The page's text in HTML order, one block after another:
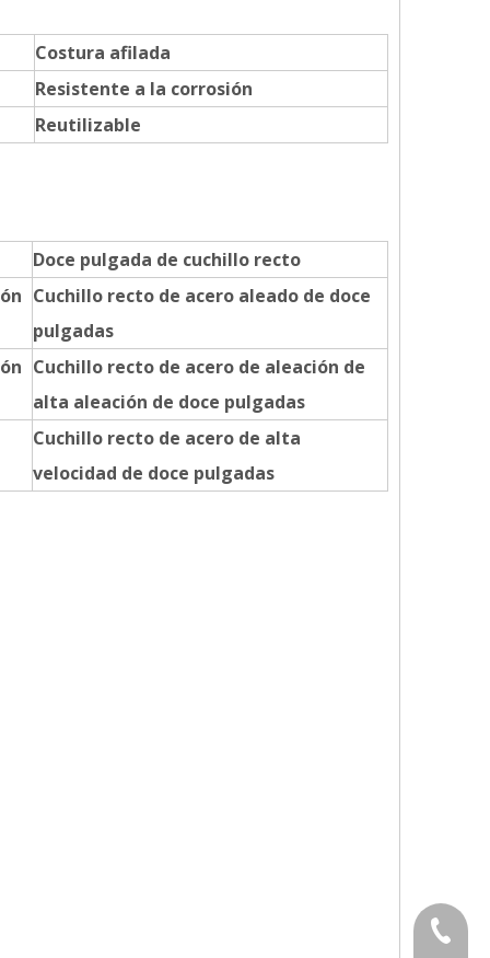
Costura afilada
Resistente a la corrosión
Reutilizable
Doce pulgada de cuchillo recto
Cuchillo recto de acero aleado de doce
pulgadas
Cuchillo recto de acero de aleación de
alta aleación de doce pulgadas
Cuchillo recto de acero de alta
velocidad de doce pulgadas
86-535-